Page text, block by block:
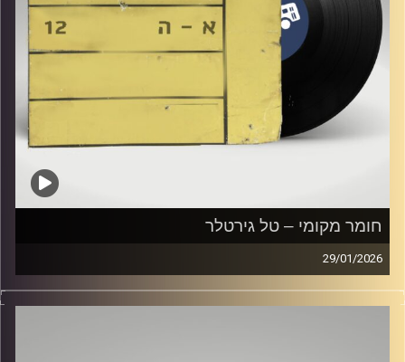
חומר מקומי – טל גירטלר
29/01/2026
שעה של מוזיקה ישראלית עם טל גירטלר